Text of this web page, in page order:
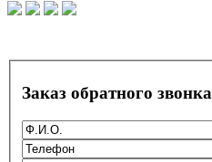
Заказ обратного звонка